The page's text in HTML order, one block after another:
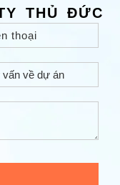
THỦ ĐỨC